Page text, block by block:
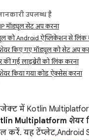
उपलब्ध है
मॉड्यूल सेट अप करना
को Android ऐप्लिकेशन से लिंक
किए गए मॉड्यूल को सेट अप
की गई लाइब्रेरी को लिंक करना
किया गया कोड ऐक्सेस करना
में Kotlin
Multiplatform शेयर
करें. यह टेंप्लेट, Android